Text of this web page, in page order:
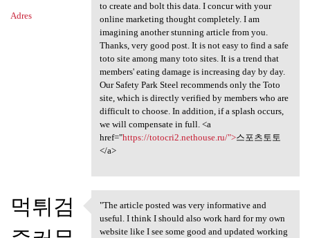
Adres
to create and bolt this data. I concur with your
online marketing thought completely. I am
imagining another stunning article from you.
Thanks, very good post. It is not easy to find a safe
toto site among many toto sites. It is a trend that
members' eating damage is increasing day by day.
Our Safety Park Steel recommends only the Toto
site, which is directly verified by members who are
difficult to choose. In addition, if a splash occurs,
we will compensate in full. <a
href="https://totocri2.nethouse.ru/">스포츠토토
</a>
먹튀검
"The article posted was very
"The article posted was very informative and
useful. I think I should also work hard for my own
website like I see some good and updated working